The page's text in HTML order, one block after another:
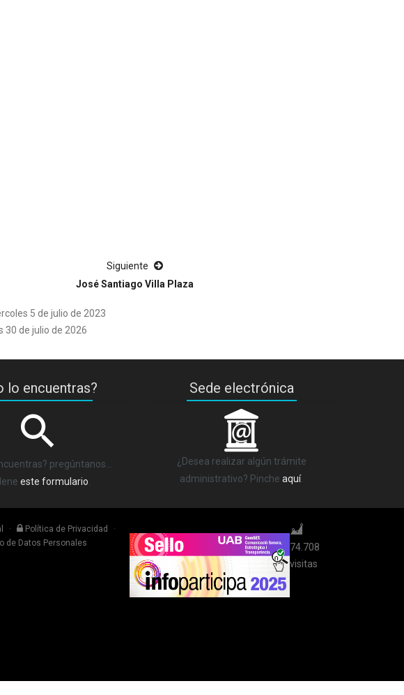
Siguiente
José Santiago Villa Plaza
5 de julio de 2023
30 de julio de 2026
lo encuentras?
pregúntanos…
este formulario
Sede electrónica
_
¿Desea realizar algún trámite
administrativo? Pincheaquí.
· Política de Privacidad
·
de Datos Personales
74.708
visitas